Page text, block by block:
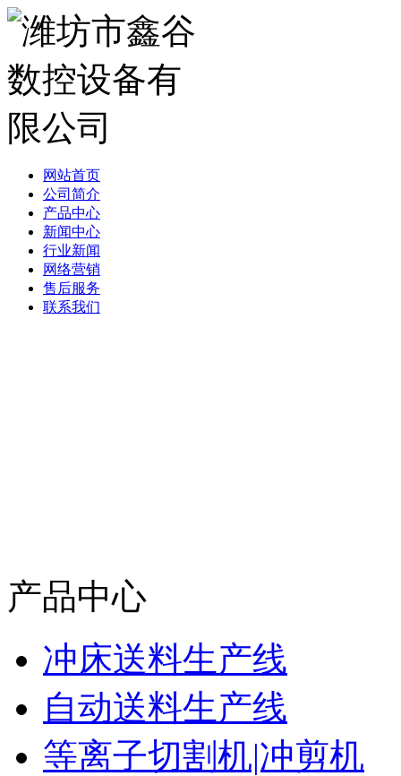
网站首页
公司简介
产品中心
新闻中心
行业新闻
网络营销
售后服务
联系我们
产品中心
冲床送料生产线
自动送料生产线
等离子切割机|冲剪机